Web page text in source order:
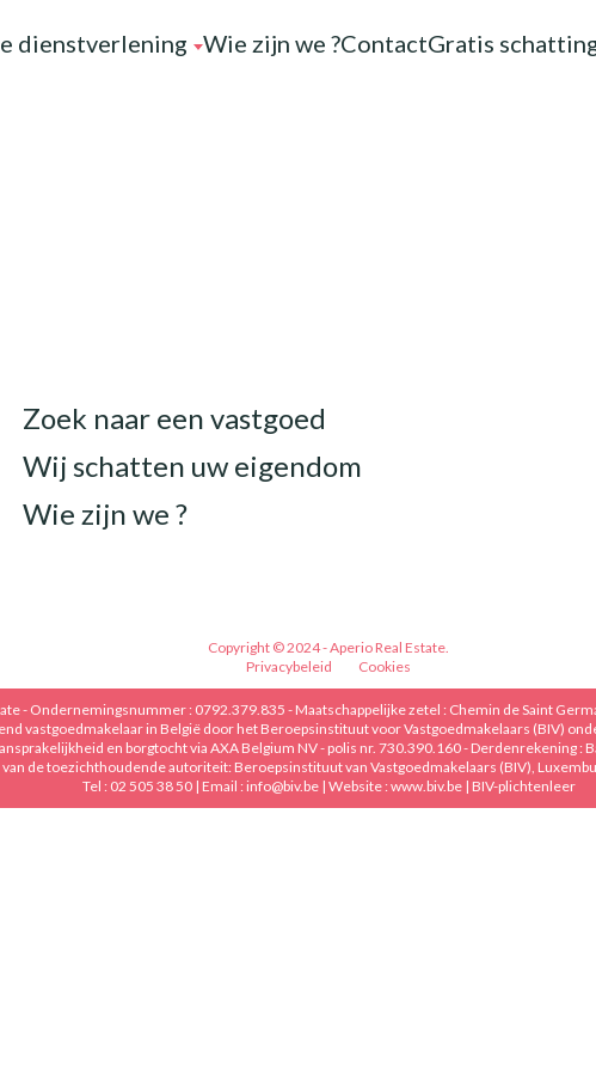
dienstverlening Wie zijn we ?ContactGratis
Zoek naar een vastgoed
Wij schatten uw eigendom
Wie zijn we ?
Copyright © 2024 - Aperio Real Estate.
Privacybeleid
Cookies
- Ondernemingsnummer : 0792.379.835 - Maatschappelijke zetel : Chemin de Saint
vastgoedmakelaar in België door het Beroepsinstituut voor Vastgoedmakelaars (BIV)
en borgtocht via AXA Belgium NV - polis nr. 730.390.160 - Derdenrekening :
de toezichthoudende autoriteit: Beroepsinstituut van Vastgoedmakelaars (BIV),
Tel : 02 505 38 50| Email : info@biv.be| Website :www.biv.be| BIV-plichtenleer